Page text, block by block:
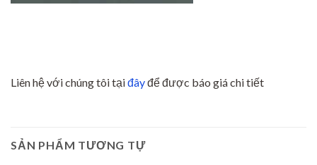
Liên hệ với chúng tôi tạiđâyđể được báo giá chi tiết
SẢN PHẨM TƯƠNG TỰ